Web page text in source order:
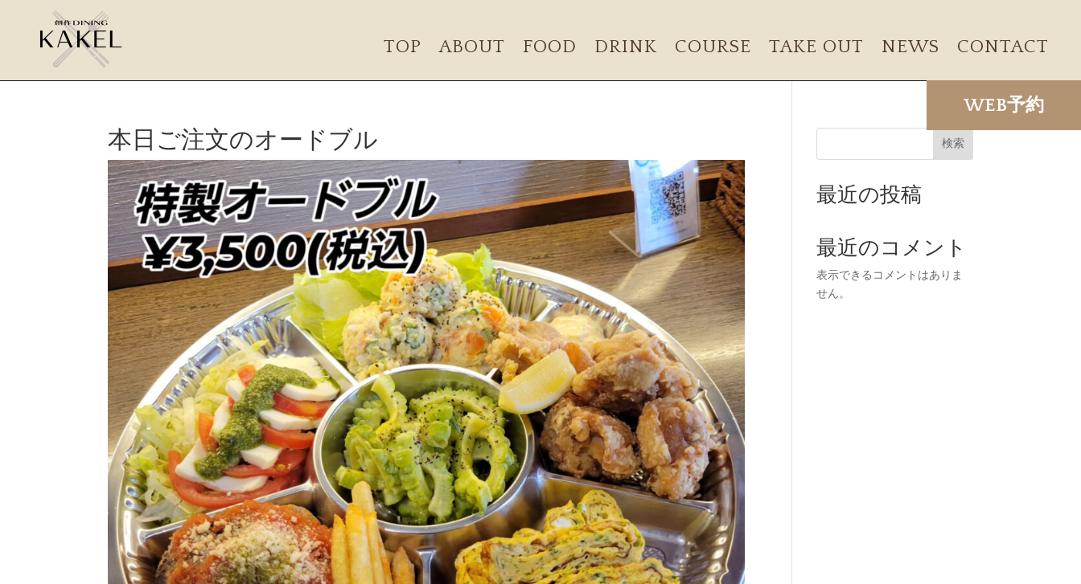
TOP ABOUT FOOD DRINK COURSE TAKE OUT NEWS CONTACT
WEB予約
本日ご注文のオードブル 検索
最近の投稿
最近のコメント
表示できるコメントはありま
せん。